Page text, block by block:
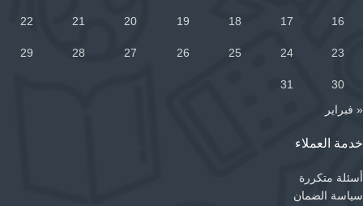
16
17
18
19
20
21
22
23
24
25
26
27
28
29
30
31
« فبراير
خدمة العملاء
أسئلة متكررة
سياسة الضمان